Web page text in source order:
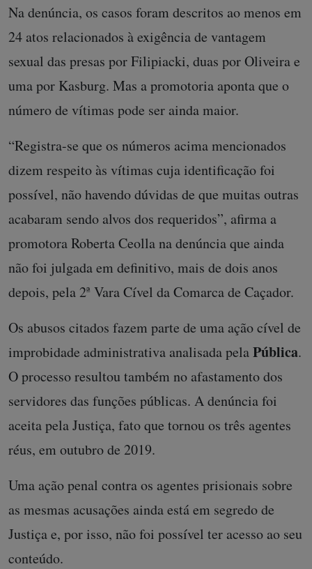
Na denúncia, os casos foram descritos ao menos em
24 atos relacionados à exigência de vantagem
sexual das presas por Filipiacki, duas por Oliveira e
uma por Kasburg. Mas a promotoria aponta que o
número de vítimas pode ser ainda maior.
“Registra-se que os números acima mencionados
dizem respeito às vítimas cuja identificação foi
possível, não havendo dúvidas de que muitas outras
acabaram sendo alvos dos requeridos”, afirma a
promotora Roberta Ceolla na denúncia que ainda
não foi julgada em definitivo, mais de dois anos
depois, pela 2ª Vara Cível da Comarca de Caçador.
Os abusos citados fazem parte de uma ação cível de
improbidade administrativa analisada pelaPública.
O processo resultou também no afastamento dos
servidores das funções públicas. A denúncia foi
aceita pela Justiça, fato que tornou os três agentes
réus, em outubro de 2019.
Uma ação penal contra os agentes prisionais sobre
as mesmas acusações ainda está em segredo de
Justiça e, por isso, não foi possível ter acesso ao seu
conteúdo.